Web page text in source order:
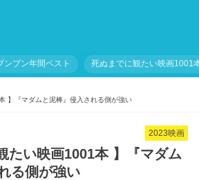
ンブン年間ベスト 死ぬまでに観たい映画1001
】『マダムと泥棒』侵入される側が強い
2023映画
たい映画1001本 】『マダム
る側が強い